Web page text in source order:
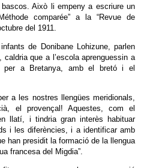
Això li empeny a escriure un
comparée” a la “Revue de
del 1911.
de Donibane Lohizune, parlen
que a l’escola aprenguessin a
per a Bretanya, amb el bretó i el
a les nostres llengües meridionals,
el provençal! Aquestes, com el
llatí, i tindria gran interès habituar
i les diferències, i a identificar amb
han presidit la formació de la llengua
francesa del Migdia”.